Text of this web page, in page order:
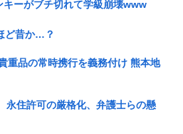
キーがブチ切れて学級崩壊www
ど昔か…？
重品の常時携行を義務付け 熊本地
永住許可の厳格化、弁護士らの懸